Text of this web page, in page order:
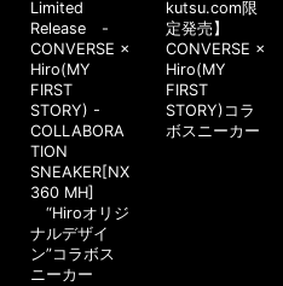
Limited
Release -
CONVERSE ×
Hiro(MY
FIRST
STORY) -
COLLABORA
TION
SNEAKER[NX
360 MH]
“Hiroオリジ
ナルデザイ
ン”コラボス
ニーカー
kutsu.com限
定発売】
CONVERSE ×
Hiro(MY
FIRST
STORY)コラ
ボスニーカー